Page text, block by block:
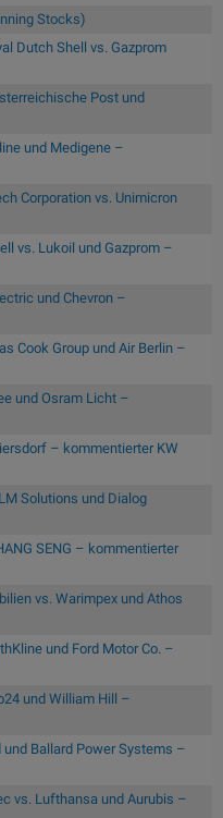
Stocks)
Dutch Shell vs. Gazprom
Post und
und Medigene –
Corporation vs. Unimicron
vs. Lukoil und Gazprom –
und Chevron –
Cook Group und Air Berlin –
und Osram Licht –
– kommentierter KW
Solutions und Dialog
SENG – kommentierter
vs. Warimpex und Athos
und Ford Motor Co. –
und William Hill –
und Ballard Power Systems –
vs. Lufthansa und Aurubis –